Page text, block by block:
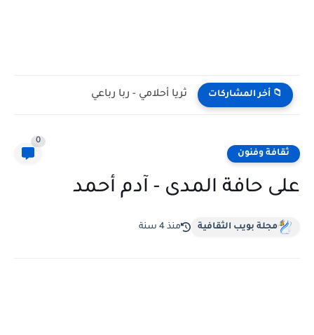
📁 أخر المشاركات ثريا أحلامي - ربا رباعي
ثقافة وفنون
0
على حافة المدى - آدم أحمد
مجلة بويب الثقافية منذ 4 سنة